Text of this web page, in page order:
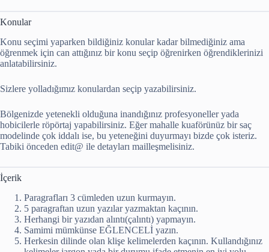
Konular
Konu seçimi yaparken bildiğiniz konular kadar bilmediğiniz ama
öğrenmek için can attığınız bir konu seçip öğrenirken öğrendiklerinizi
anlatabilirsiniz.
Sizlere yolladığımız konulardan seçip yazabilirsiniz.
Bölgenizde yetenekli olduğuna inandığınız profesyoneller yada
hobicilerle röpörtaj yapabilirsiniz. Eğer mahalle kuaförünüz bir saç
modelinde çok iddalı ise, bu yeteneğini duyurmayı bizde çok isteriz.
Tabiki önceden edit@ ile detayları mailleşmelisiniz.
İçerik
Paragrafları 3 cümleden uzun kurmayın.
5 paragraftan uzun yazılar yazmaktan kaçının.
Herhangi bir yazıdan alıntı(çalıntı) yapmayın.
Samimi mümkünse EĞLENCELİ yazın.
Herkesin dilinde olan klişe kelimelerden kaçının. Kullandığınız